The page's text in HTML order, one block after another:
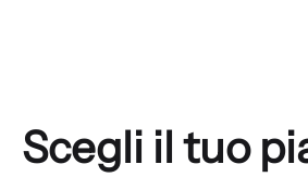
Scegli il tuo